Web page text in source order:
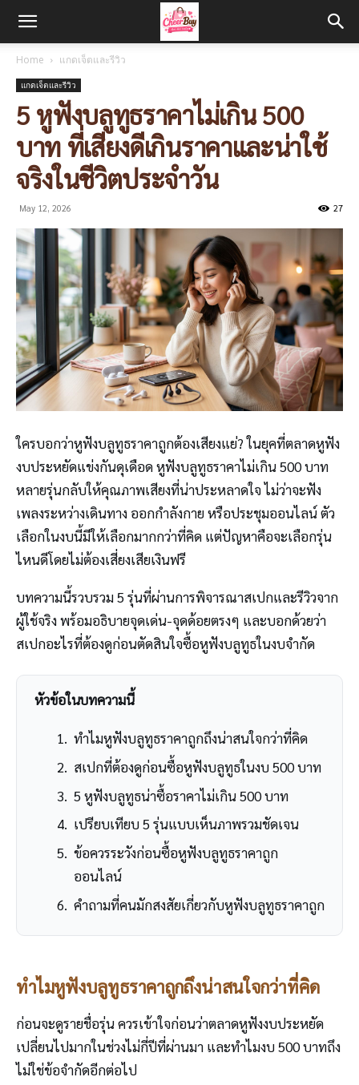
Home แกดเจ็ตและรีวิว
แกดเจ็ตและรีวิว
5 หูฟังบลูทูธราคาไม่เกิน 500
บาท ที่เสียงดีเกินราคาและน่าใช้
จริงในชีวิตประจำวัน
May 12, 2026 27
ใครบอกว่าหูฟังบลูทูธราคาถูกต้องเสียงแย่? ในยุคที่ตลาดหูฟัง
งบประหยัดแข่งกันดุเดือด หูฟังบลูทูธราคาไม่เกิน 500 บาท
หลายรุ่นกลับให้คุณภาพเสียงที่น่าประหลาดใจ ไม่ว่าจะฟัง
เพลงระหว่างเดินทาง ออกกำลังกาย หรือประชุมออนไลน์ ตัว
เลือกในงบนี้มีให้เลือกมากกว่าที่คิด แต่ปัญหาคือจะเลือกรุ่น
ไหนดีโดยไม่ต้องเสี่ยงเสียเงินฟรี
บทความนี้รวบรวม 5 รุ่นที่ผ่านการพิจารณาสเปกและรีวิวจาก
ผู้ใช้จริง พร้อมอธิบายจุดเด่น-จุดด้อยตรงๆ และบอกด้วยว่า
สเปกอะไรที่ต้องดูก่อนตัดสินใจซื้อหูฟังบลูทูธในงบจำกัด
หัวข้อในบทความนี้
ทำไมหูฟังบลูทูธราคาถูกถึงน่าสนใจกว่าที่คิด
สเปกที่ต้องดูก่อนซื้อหูฟังบลูทูธในงบ 500 บาท
5 หูฟังบลูทูธน่าซื้อราคาไม่เกิน 500 บาท
เปรียบเทียบ 5 รุ่นแบบเห็นภาพรวมชัดเจน
ข้อควรระวังก่อนซื้อหูฟังบลูทูธราคาถูก
ออนไลน์
คำถามที่คนมักสงสัยเกี่ยวกับหูฟังบลูทูธราคาถูก
ทำไมหูฟังบลูทูธราคาถูกถึงน่าสนใจกว่าที่คิด
ก่อนจะดูรายชื่อรุ่น ควรเข้าใจก่อนว่าตลาดหูฟังงบประหยัด
เปลี่ยนไปมากในช่วงไม่กี่ปีที่ผ่านมา และทำไมงบ 500 บาทถึง
ไม่ใช่ข้อจำกัดอีกต่อไป